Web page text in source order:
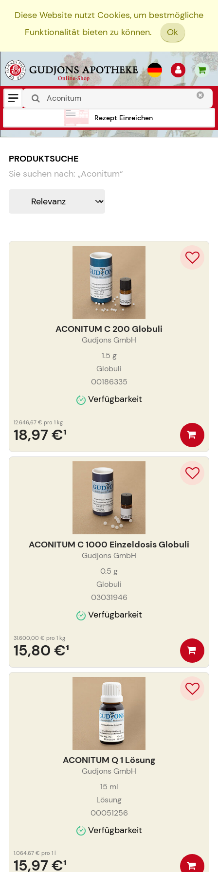
Diese Website nutzt Cookies, um bestmögliche
Funktionalität bieten zu können.
Ok
Rezept Einreichen
PRODUKTSUCHE
Sie suchen nach: „Aconitum“
ACONITUM C 200 Globuli
Gudjons GmbH
1.5 g
Globuli
00186335
Verfügbarkeit
18,97 €¹
12.646,67 € pro 1 kg
ACONITUM C 1000 Einzeldosis Globuli
Gudjons GmbH
0.5 g
Globuli
03031946
Verfügbarkeit
15,80 €¹
31.600,00 € pro 1 kg
ACONITUM Q 1 Lösung
Gudjons GmbH
15 ml
Lösung
00051256
Verfügbarkeit
15,97 €¹
1.064,67 € pro 1 l